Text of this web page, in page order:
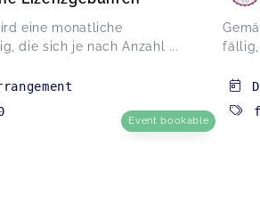
eine monatliche
die sich je nach Anzahl ...
Event bookable
fällig,